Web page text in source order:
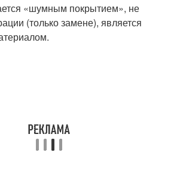
«шумным покрытием», не
(только замене), является